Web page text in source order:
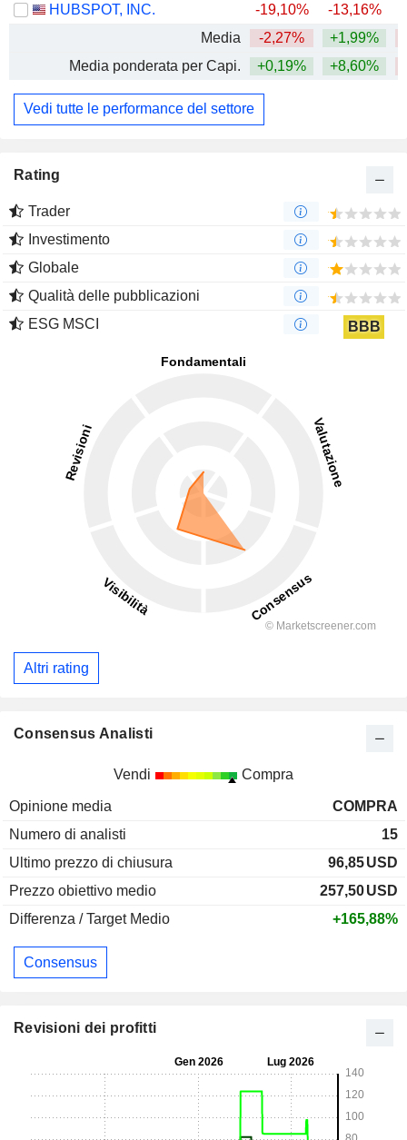
HUBSPOT, INC.
-19,10% -13,16%
Media
-2,27% +1,99%
Media ponderata per Capi.
+0,19% +8,60%
Vedi tutte le performance del settore
Rating
Trader
Investimento
Globale
Qualità delle pubblicazioni
ESG MSCI
BBB
Altri rating
Consensus Analisti
Vendi Compra
Opinione media
COMPRA
Numero di analisti
15
Ultimo prezzo di chiusura
96,85USD
Prezzo obiettivo medio
257,50USD
Differenza / Target Medio
+165,88%
Consensus
Revisioni dei profitti